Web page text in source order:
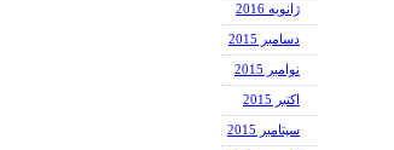
ژانویه 2016
دسامبر 2015
نوامبر 2015
اکتبر 2015
سپتامبر 2015